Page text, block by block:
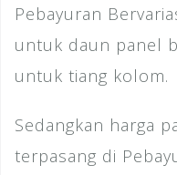
Pebayuran
untuk daun panel
untuk tiang kolom.
Sedangkan harga
terpasang di